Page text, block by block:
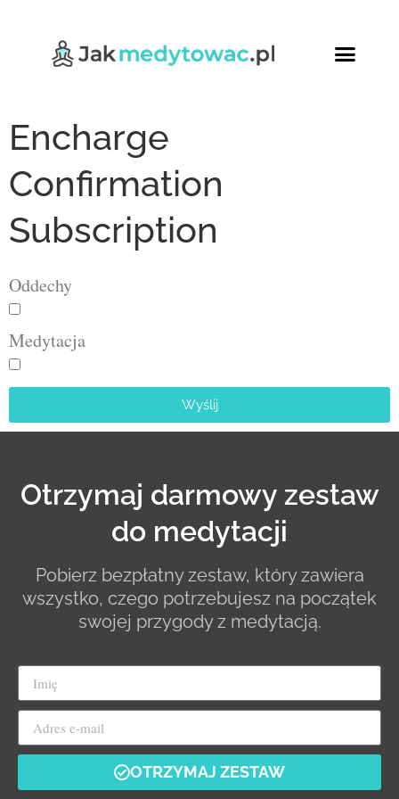
Encharge
Confirmation
Subscription
Oddechy
Medytacja
Wyślij
Otrzymaj darmowy zestaw
do medytacji
Pobierz bezpłatny zestaw, który zawiera
wszystko, czego potrzebujesz na początek
swojej przygody z medytacją.
OTRZYMAJ ZESTAW